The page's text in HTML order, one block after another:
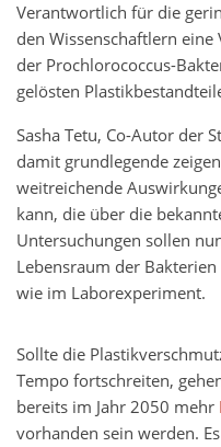
Verantwortlich für die
den Wissenschaftlern eine
der Prochlorococcus-
gelösten
Sasha Tetu, Co-Autor der
damit grundlegende
weitreichende
kann, die über die
Untersuchungen sollen
Lebensraum der
wie im Laborexperiment.
Sollte die
Tempo fortschreiten,
bereits im Jahr 2050 mehr
vorhanden sein werden.